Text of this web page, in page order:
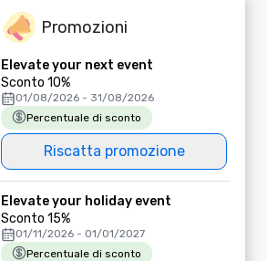
Promozioni
Elevate your next event
Sconto 10%
01/08/2026 - 31/08/2026
Percentuale di sconto
Riscatta promozione
Elevate your holiday event
Sconto 15%
01/11/2026 - 01/01/2027
Percentuale di sconto